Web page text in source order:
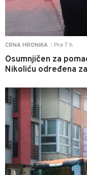
CRNA HRONIKA Pre 7 h
Osumnjičen za
Nikoliću određena